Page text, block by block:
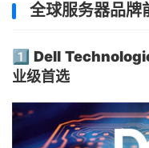
全球服务器品牌
1️⃣ Dell
业级首选